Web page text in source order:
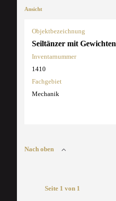
Ansicht
Objektbezeichnung
Seiltänzer mit Gewichten
Inventarnummer
1410
Fachgebiet
Mechanik
Nach oben
Seite 1 von 1